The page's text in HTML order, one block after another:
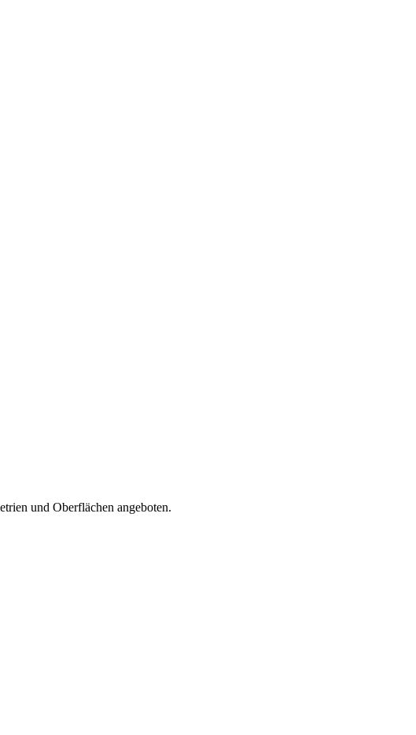
und Oberflächen angeboten.